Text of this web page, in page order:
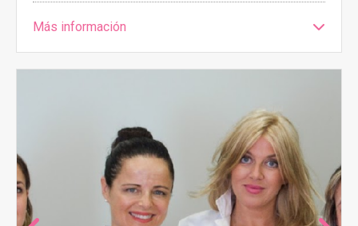
Más información